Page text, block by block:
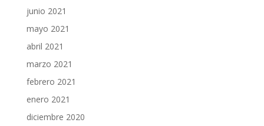
junio 2021
mayo 2021
abril 2021
marzo 2021
febrero 2021
enero 2021
diciembre 2020